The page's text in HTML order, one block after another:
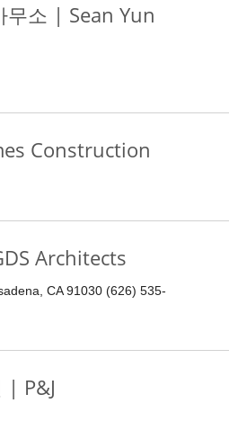
무소 | Sean Yun
Construction
Architects
CA 91030 (626) 535-
| P&J